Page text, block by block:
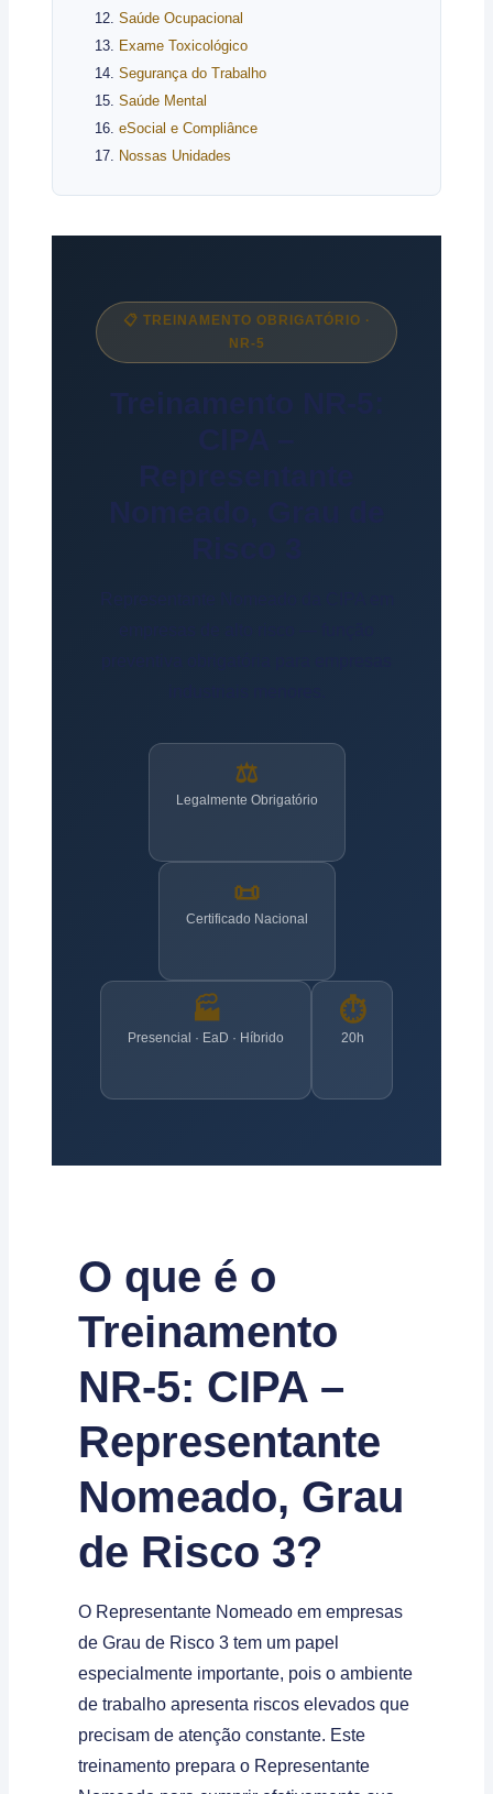
Saúde Ocupacional
Exame Toxicológico
Segurança do Trabalho
Saúde Mental
eSocial e Compliânce
Nossas Unidades
📋 TREINAMENTO OBRIGATÓRIO ·
NR-5
Treinamento NR-5:
⚖️
Legalmente Obrigatório
📜
Certificado Nacional
🏭
Presencial · EaD · Híbrido
⏱️
20h
O que é o
Treinamento
NR-5: CIPA –
Representante
Nomeado, Grau
de Risco 3?
O Representante Nomeado em empresas
de Grau de Risco 3 tem um papel
especialmente importante, pois o ambiente
de trabalho apresenta riscos elevados que
precisam de atenção constante. Este
treinamento prepara o Representante